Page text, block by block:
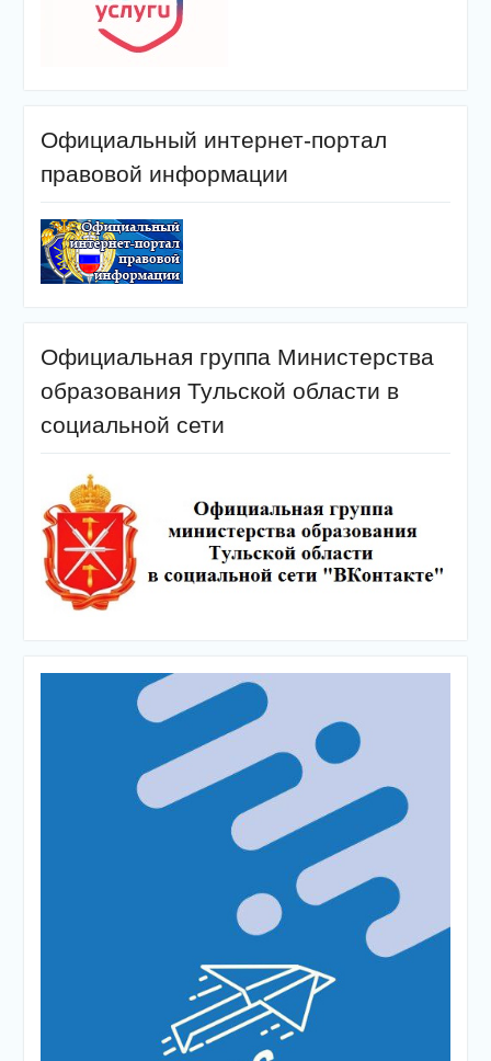
Официальный интернет-портал
правовой информации
Официальная группа Министерства
образования Тульской области в
социальной сети